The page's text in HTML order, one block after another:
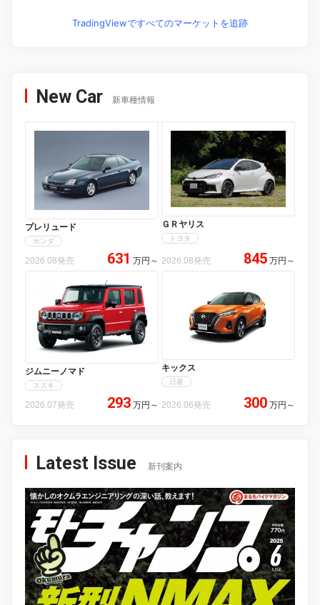
TradingViewですべてのマーケットを追跡
New Car 新車種情報
プレリュード
ホンダ
2026.08発売 631 万円 ～
ＧＲヤリス
トヨタ
2026.08発売 845 万円 ～
ジムニーノマド
スズキ
2026.07発売 293 万円 ～
キックス
日産
2026.06発売 300 万円 ～
Latest Issue 新刊案内